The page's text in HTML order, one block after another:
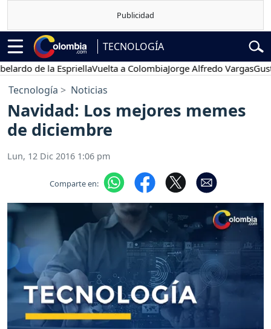
TECNOLOGÍA
de la EspriellaVuelta a ColombiaJorge Alfredo VargasGustavo
Tecnología Noticias
Navidad: Los mejores memes
de diciembre
Lun, 12 Dic 2016 1:06 pm
Comparte en: